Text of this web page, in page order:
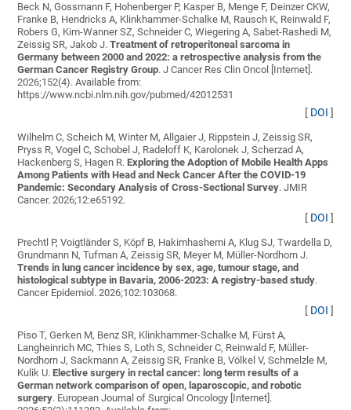
Beck N, Gossmann F, Hohenberger P, Kasper B, Menge F, Deinzer CKW,
Franke B, Hendricks A, Klinkhammer-Schalke M, Rausch K, Reinwald F,
Robers G, Kim-Wanner SZ, Schneider C, Wiegering A, Sabet-Rashedi M,
Zeissig SR, Jakob J.Treatment of retroperitoneal sarcoma in
Germany between 2000 and 2022: a retrospective analysis from the
German Cancer Registry Group. J Cancer Res Clin Oncol [Internet].
2026;152(4). Available from:
https://www.ncbi.nlm.nih.gov/pubmed/42012531
[ DOI ]
Wilhelm C, Scheich M, Winter M, Allgaier J, Rippstein J, Zeissig SR,
Pryss R, Vogel C, Schobel J, Radeloff K, Karolonek J, Scherzad A,
Hackenberg S, Hagen R.Exploring the Adoption of Mobile Health Apps
Among Patients with Head and Neck Cancer After the COVID-19
Pandemic: Secondary Analysis of Cross-Sectional Survey. JMIR
Cancer. 2026;12:e65192.
[ DOI ]
Prechtl P, Voigtländer S, Köpf B, Hakimhashemi A, Klug SJ, Twardella D,
Grundmann N, Tufman A, Zeissig SR, Meyer M, Müller-Nordhorn J.
Trends in lung cancer incidence by sex, age, tumour stage, and
histological subtype in Bavaria, 2006-2023: A registry-based study.
Cancer Epidemiol. 2026;102:103068.
[ DOI ]
Piso T, Gerken M, Benz SR, Klinkhammer-Schalke M, Fürst A,
Langheinrich MC, Thies S, Loth S, Schneider C, Reinwald F, Müller-
Nordhorn J, Sackmann A, Zeissig SR, Franke B, Völkel V, Schmelzle M,
Kulik U.Elective surgery in rectal cancer: long term results of a
German network comparison of open, laparoscopic, and robotic
surgery. European Journal of Surgical Oncology [Internet].